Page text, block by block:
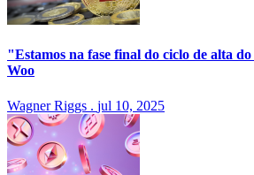
"Estamos na fase final do ciclo de alta
Woo
Wagner Riggs . jul 10, 2025